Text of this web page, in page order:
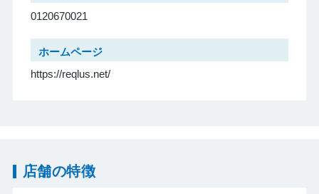
0120670021
ホームページ
https://reqlus.net/
店舗の特徴